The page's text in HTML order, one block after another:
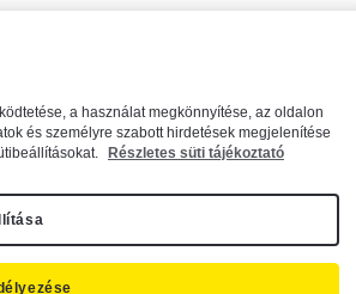
be a keresőszót a mezőbe.
a használat megkönnyítése, az oldalon
és személyre szabott hirdetések megjelenítése
Részletes süti tájékoztató